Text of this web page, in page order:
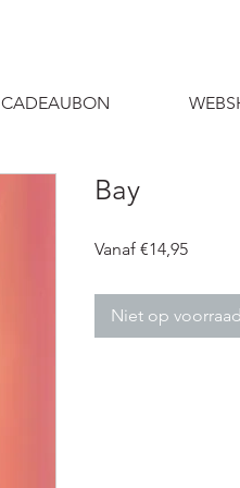
CADEAUBON
Bay
Vanaf €14,95
Niet op voorraad